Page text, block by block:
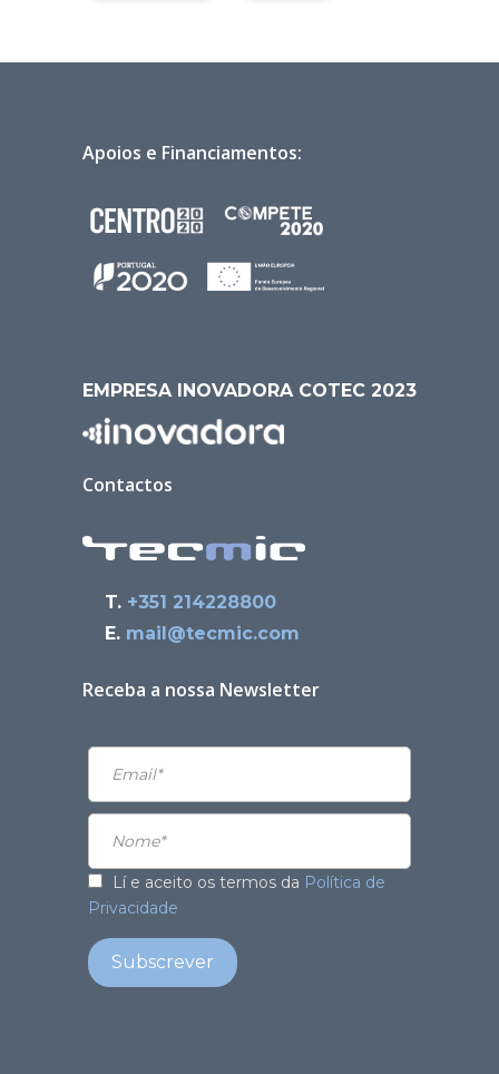
Apoios e Financiamentos:
EMPRESA INOVADORA COTEC 2023
Contactos
T. +351 214228800
E. mail@tecmic.com
Receba a nossa Newsletter
Lí e aceito os termos da Política de
Privacidade